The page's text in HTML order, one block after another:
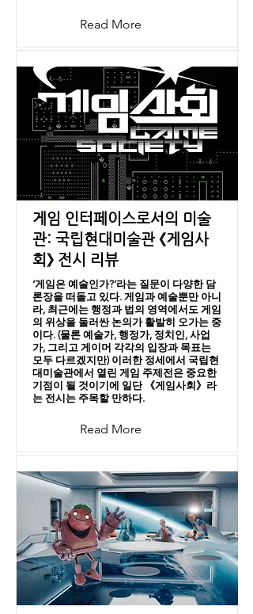
Read More
게임 인터페이스로서의 미술
관: 국립현대미술관 《게임사
회》 전시 리뷰
‘게임은 예술인가?’라는 질문이 다양한 담
론장을 떠돌고 있다. 게임과 예술뿐만 아니
라, 최근에는 행정과 법의 영역에서도 게임
의 위상을 둘러싼 논의가 활발히 오가는 중
이다. (물론 예술가, 행정가, 정치인, 사업
가, 그리고 게이머 각각의 입장과 목표는
모두 다르겠지만) 이러한 정세에서 국립현
대미술관에서 열린 게임 주제전은 중요한
기점이 될 것이기에 일단 《게임사회》라
는 전시는 주목할 만하다.
Read More